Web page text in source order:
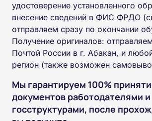
удостоверение установленного
внесение сведений в ФИС ФРДО
отправляем сразу по окончании
Получение оригиналов:
Почтой России в г. Абакан, и
регион (также возможен
Мы гарантируем 100%
документов работодателями и
госструктурами, после